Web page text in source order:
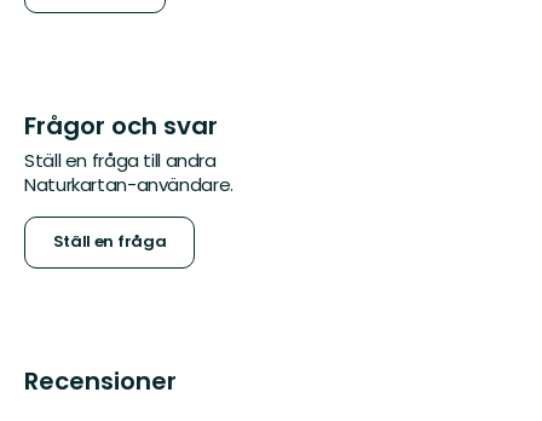
Frågor och svar
Ställ en fråga till andra
Naturkartan-användare.
Ställ en fråga
Recensioner